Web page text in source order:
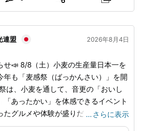
連盟 2026年8月4日
量日本一を
年も「麦感祭（ばっかんさい）」を開
「あったかい」を体感できるイベント
たグルメや体験が盛りだくさんです!!
ICから十勝川温泉までの町道にある
… さらに表示